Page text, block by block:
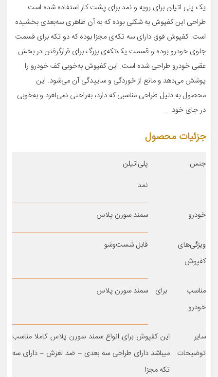
یک پلی اتیلن برای رویه و نمد برای پشت کار استفاده شده است
طراحی این کفپوش به شکلی بوده که به آن ظاهری سه‌بعدی بخشیده
است. کفپوش فوق دارای سه تکه‌ی مجزا بوده که دو تکه برای قسمت
جلوی خودرو بوده و قسمت یک‌تکه‌ی بزرگ برای قرارگرفتن در بخش
عقبی خودرو طراحی شده است. این کفپوش به‌خوبی کف خودرو را
پوشش می‌دهد و مانع از خوردگی و ساییدگی آن می‌شود. این
محصول به دلیل طراحی مناسبی که دارد، به‌راحتی نمی‌لغزد و به‌خوبی
در جای خود …
جزئیات محصول
جنس
پلی‌اتیلن
نمد
خودرو سمند سورن پلاس
ویژگی‌های
کفپوش
قابل شست‌وشو
مناسب برای
خودرو
سمند سورن پلاس
سایر
توضیحات
این کفپوش برای انواع سمند سورن پلاس کاملا مناسب
میباشد دارای طراحی سه بعدی – ضد لغزش – دارای سه
تکه مجزا